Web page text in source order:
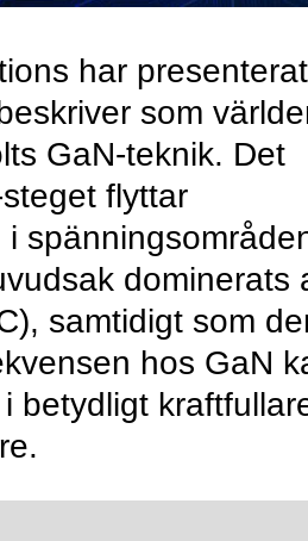
har presenterat
som
GaN-teknik. Det
flyttar
i
dominerats
samtidigt som
hos GaN
betydligt